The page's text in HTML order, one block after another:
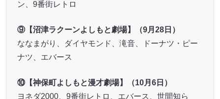
ン、9番街レトロ
⑨【沼津ラクーンよしもと劇場】（9月28日）
ななまがり、ダイヤモンド、滝音、ドーナツ・ピー
ナツ、エバース
⑩【神保町よしもと漫才劇場】（10月6日）
ヨネダ2000、9番街レトロ、エバース、世間知ら